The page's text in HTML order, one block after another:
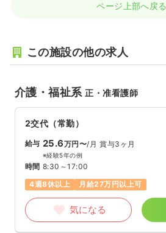
ページ上部へ戻る
この施設の他の求人
介護・福祉系正・准看護師
2交代（常勤）
給与 25.6万円〜/月 賞与3ヶ月
※経験5年の例
時間 8:30～17:00
4週8休以上
月給27万円以上可
気になる